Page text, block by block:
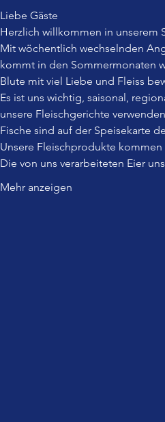
Liebe Gäste
Herzlich willkommen in unserem
Mit wöchentlich wechselnden
kommt in den Sommermonaten
Blute mit viel Liebe und Fleiss
Es ist uns wichtig, saisonal,
unsere Fleischgerichte
Fische sind auf der Speisekarte
Unsere Fleischprodukte kommen
Die von uns verarbeiteten Eier
Mehr anzeigen